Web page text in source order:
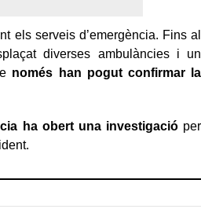
els serveis d’emergència. Fins al
diverses ambulàncies i un
només han pogut confirmar la
ha obert una investigacióper